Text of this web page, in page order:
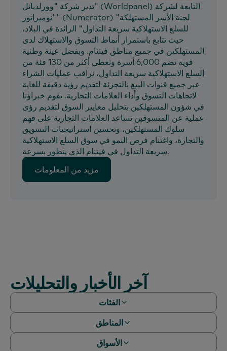
تدير شركة "وورلدبانل" (Worldpanel) التابعة لشركة
"نوميراتور" (Numerator) "لجنة الأسر المستهلكة
للسلع الاستهلاكية سريعة التداول" الرائدة في البلاد،
حيث تتابع باستمرار أنماط التسوق والاستهلاك لدى
المستهلكين في جميع مناطق فيتنام. وبفضل عينة وطنية
قوية تضم 6,000 أسرة وتغطي أكثر من 130 فئة من
السلع الاستهلاكية سريعة التداول، نراقب عمليات الشراء
عبر جميع قنوات البيع بالتجزئة لتقديم رؤية دقيقة للغاية
لاتجاهات التسوق وأداء العلامات التجارية. يقوم خبراؤنا
في شؤون المستهلكين بتحليل معايير السوق لتقديم رؤى
عملية عن المتسوقين تساعد العلامات التجارية على فهم
سلوك المستهلكين، وتحسين استراتيجيات التسويق
والتجارة، واغتنام فرص النمو في سوق السلع الاستهلاكية
سريعة التداول في فيتنام الذي يتطور بسرعة.
مزيد من المعلومات
مزيد من المعلومات
آخر الأخبار والتحليلات
الفئات
المناطق
الأسواق